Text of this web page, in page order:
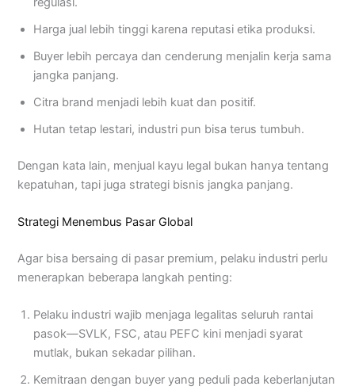
Harga jual lebih tinggi karena reputasi etika produksi.
Buyer lebih percaya dan cenderung menjalin kerja sama
jangka panjang.
Citra brand menjadi lebih kuat dan positif.
Hutan tetap lestari, industri pun bisa terus tumbuh.
Dengan kata lain, menjual kayu legal bukan hanya tentang
kepatuhan, tapi juga strategi bisnis jangka panjang.
Strategi Menembus Pasar Global
Agar bisa bersaing di pasar premium, pelaku industri perlu
menerapkan beberapa langkah penting:
Pelaku industri wajib menjaga legalitas seluruh rantai
pasok—SVLK, FSC, atau PEFC kini menjadi syarat
mutlak, bukan sekadar pilihan.
Kemitraan dengan buyer yang peduli pada keberlanjutan